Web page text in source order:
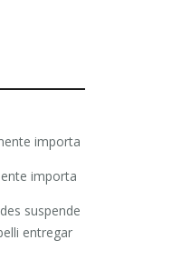
importa
importa
suspende
entregar